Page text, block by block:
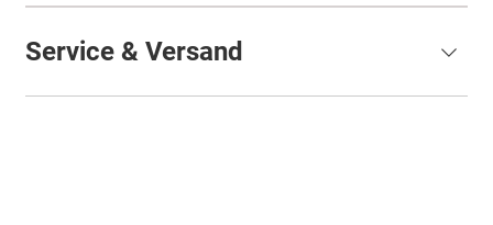
Service & Versand